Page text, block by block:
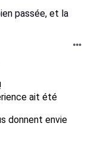
passée, et la
ait été
donnent envie